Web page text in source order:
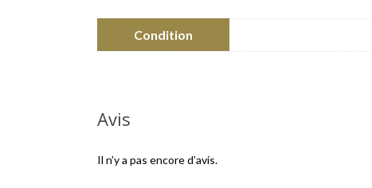
Condition
Avis
Il n’y a pas encore d’avis.